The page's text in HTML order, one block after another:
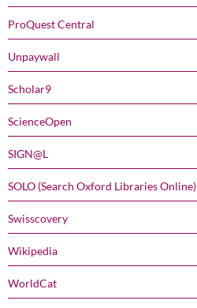
ProQuest Central
Unpaywall
Scholar9
ScienceOpen
SIGN@L
SOLO (Search Oxford Libraries Online)
Swisscovery
Wikipedia
WorldCat